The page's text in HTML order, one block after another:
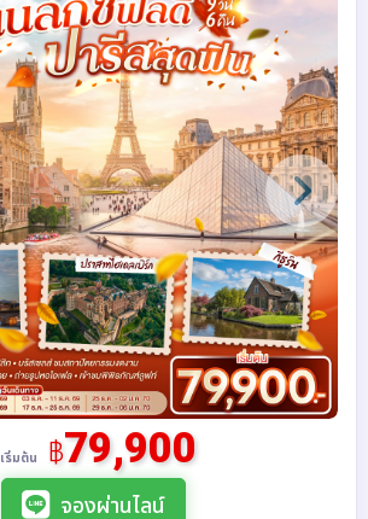
เริ่มต้น ฿79,900
จองผ่านไลน์